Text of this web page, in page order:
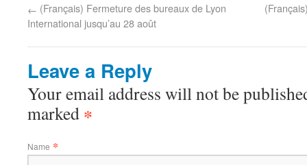
← (Français) Fermeture des bureaux de Lyon
International jusqu’au 28 août
Leave a Reply
Your email address will not be
marked *
Name *